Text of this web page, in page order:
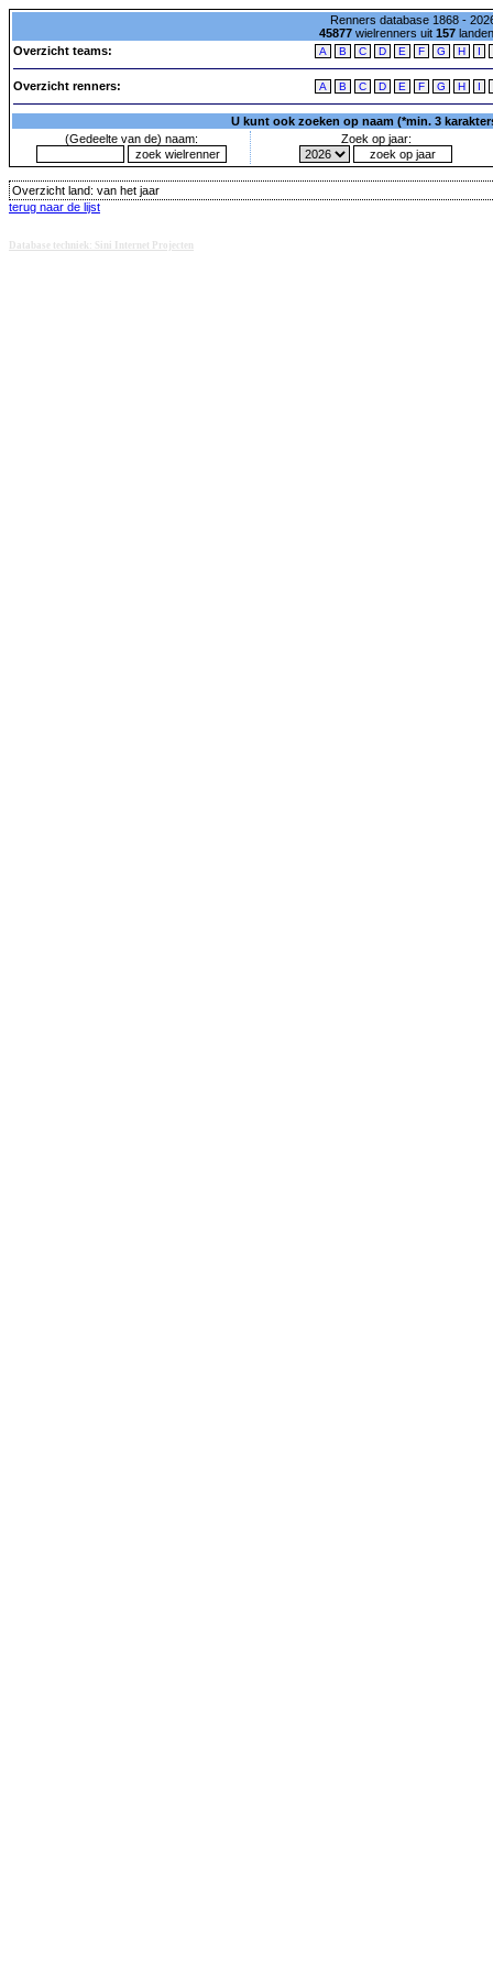
Renners database 1868 -
45877wielrenners uit 157
Overzicht teams:
A B C D E F G H I
Overzicht renners: A B C D E F G H I
U kunt ook zoeken op naam (*min. 3
(Gedeelte van de) naam:
Zoek op jaar:
Overzicht land: van het jaar
terug naar de lijst
Database techniek: Sini Internet Projecten